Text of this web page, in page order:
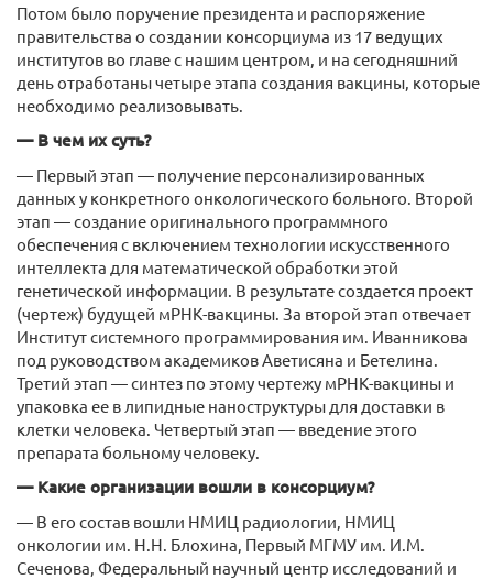
Потом было поручение президента и распоряжение
правительства о создании консорциума из 17 ведущих
институтов во главе с нашим центром, и на сегодняшний
день отработаны четыре этапа создания вакцины, которые
необходимо реализовывать.
— В чем их суть?
— Первый этап — получение персонализированных
данных у конкретного онкологического больного. Второй
этап — создание оригинального программного
обеспечения с включением технологии искусственного
интеллекта для математической обработки этой
генетической информации. В результате создается проект
(чертеж) будущей мРНК-вакцины. За второй этап отвечает
Институт системного программирования им. Иванникова
под руководством академиков Аветисяна и Бетелина.
Третий этап — синтез по этому чертежу мРНК-вакцины и
упаковка ее в липидные наноструктуры для доставки в
клетки человека. Четвертый этап — введение этого
препарата больному человеку.
— Какие организации вошли в консорциум?
— В его состав вошли НМИЦ радиологии, НМИЦ
онкологии им. Н.Н. Блохина, Первый МГМУ им. И.М.
Сеченова, Федеральный научный центр исследований и